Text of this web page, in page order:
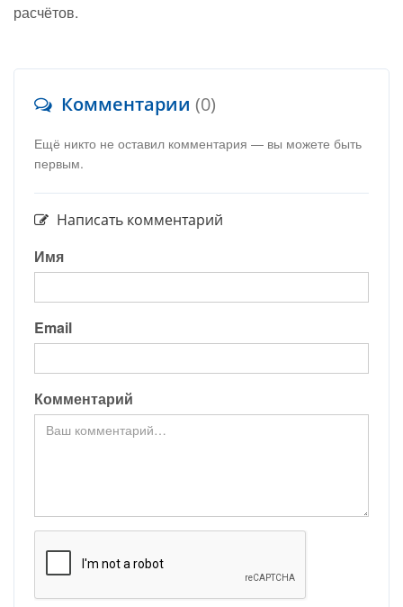
расчётов.
Комментарии (0)
Ещё никто не оставил комментария — вы можете быть
первым.
Написать комментарий
Имя
Email
Комментарий